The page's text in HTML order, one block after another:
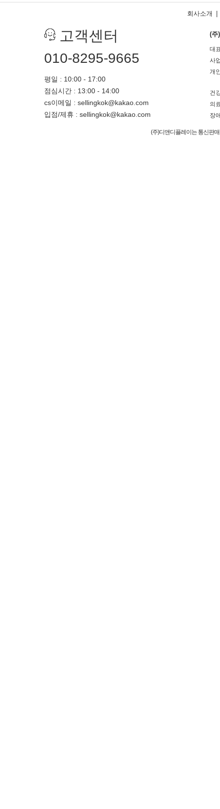
회사소개
고객센터
010-8295-9665
평일 : 10:00 - 17:00
점심시간 : 13:00 - 14:00
cs이메일 : sellingkok@kakao.com
입점/제휴 : sellingkok@kakao.com
(주
대
사
개
건
의
장
(주)디앤디플레이는 통신판